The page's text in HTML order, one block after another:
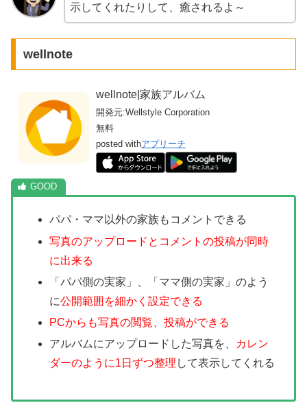
示してくれたりして、癒されるよ～
wellnote
wellnote|家族アルバム
開発元:Wellstyle Corporation
無料
posted withアプリーチ
パパ・ママ以外の家族もコメントできる
写真のアップロードとコメントの投稿が同時
に出来る
「パパ側の実家」、「ママ側の実家」のよう
に公開範囲を細かく設定できる
PCからも写真の閲覧、投稿ができる
アルバムにアップロードした写真を、
カレン
ダーのように1日ずつ整理 して表示してくれる